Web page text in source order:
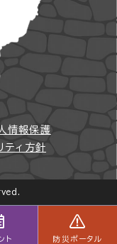
ト 防災ポータル
情報保護
ティ方針